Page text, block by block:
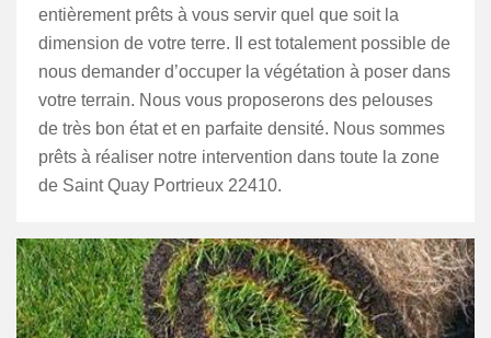
entièrement prêts à vous servir quel que soit la
dimension de votre terre. Il est totalement possible de
nous demander d’occuper la végétation à poser dans
votre terrain. Nous vous proposerons des pelouses
de très bon état et en parfaite densité. Nous sommes
prêts à réaliser notre intervention dans toute la zone
de Saint Quay Portrieux 22410.